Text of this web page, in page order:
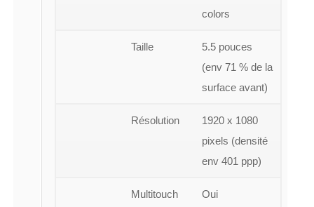
colors
Taille
5.5 pouces
(env 71 % de la
surface avant)
Résolution
1920 x 1080
pixels (densité
env 401 ppp)
Multitouch Oui